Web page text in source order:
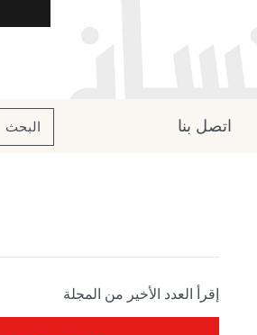
اتصل بنا
إقرأ العدد الأخير من المجلة